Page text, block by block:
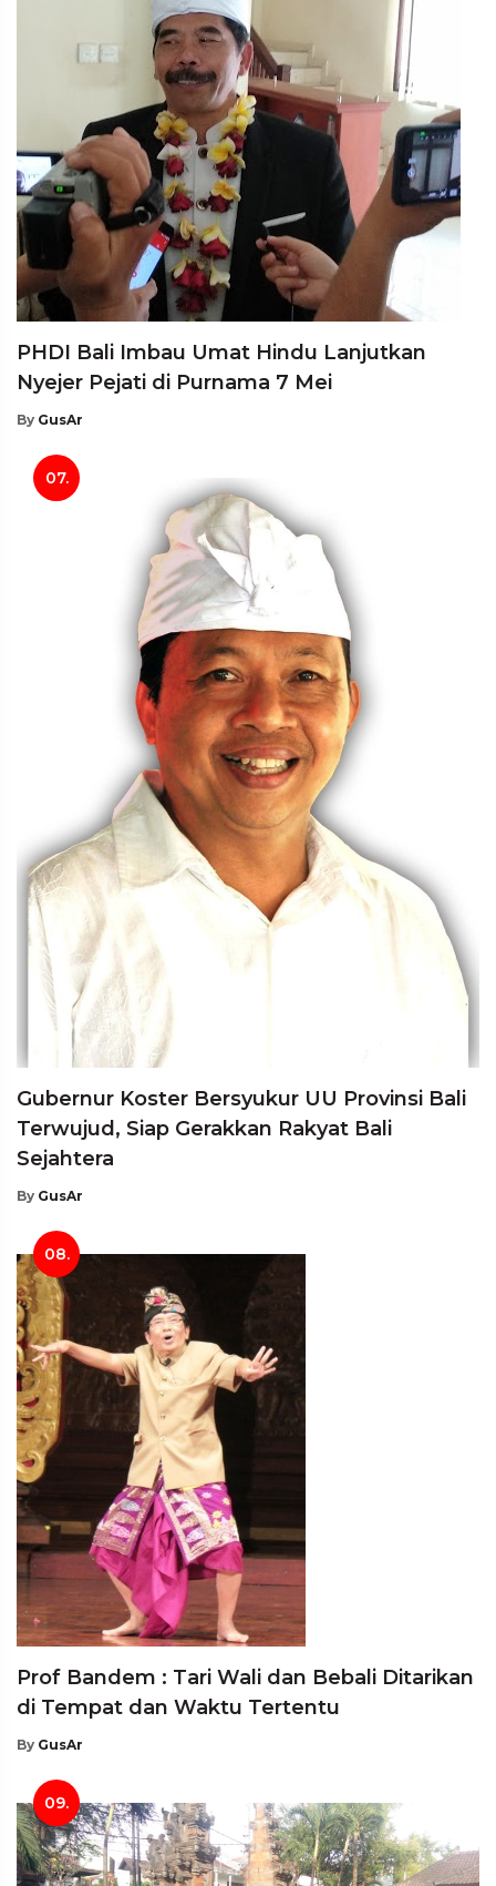
PHDI Bali Imbau Umat Hindu Lanjutkan
Nyejer Pejati di Purnama 7 Mei
By GusAr
07.
Gubernur Koster Bersyukur UU Provinsi Bali
Terwujud, Siap Gerakkan Rakyat Bali
Sejahtera
By GusAr
08.
Prof Bandem : Tari Wali dan Bebali Ditarikan
di Tempat dan Waktu Tertentu
By GusAr
09.